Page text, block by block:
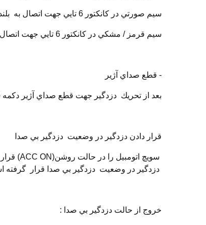
سيم صورتي در كانكتور 6 تايي جهت اتصال به بلندگو (HORN ) بوده وسيگنال خروجي آن مثبت مي باشد.
سيم قرمز / مشكي در كانكتور 6 تايي جهت اتصال به آژير (ملودي يا ساده ) بوده و خروجي آن مثبت دوازده (+12V) مي باشد.
- قطع صداي آژير
بعد از تحريك دزدگير جهت قطع صداي آژير دكمه
قرار دادن دزدگير در وضعيت دزدگير بي صدا
دزدگير در وضعيت دزدگير بي صدا قرار گرفته
خروج از حالت دزدگير بي صدا :